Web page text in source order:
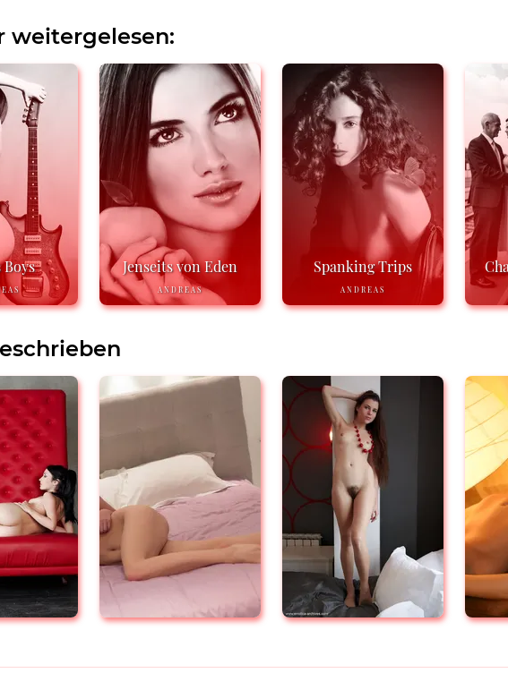
weitergelesen:
Boys Jenseits von Eden
ANDREAS
Spanking Trips
ANDREAS